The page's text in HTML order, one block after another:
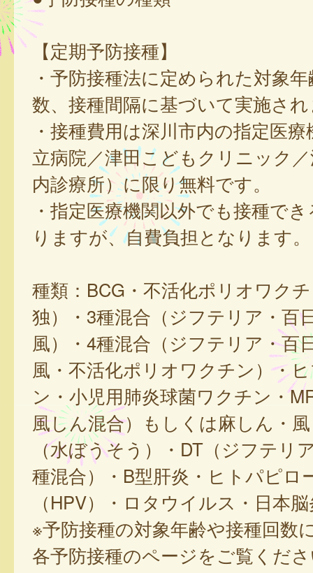
【定期予防接種】
・予防接種法に定められた対象
数、接種間隔に基づいて実施さ
・接種費用は深川市内の指定医
立病院／津田こどもクリニック
内診療所）に限り無料です。
・指定医療機関以外でも接種で
りますが、自費負担となります。
種類：BCG・不活化ポリオワク
独）・3種混合（ジフテリア・百
風）・4種混合（ジフテリア・百
風・不活化ポリオワクチン）・
ン・小児用肺炎球菌ワクチン・
風しん混合）もしくは麻しん・
（水ぼうそう）・DT（ジフテリ
種混合）・B型肝炎・ヒトパピロ
（HPV）・ロタウイルス・日本
※予防接種の対象年齢や接種回数
各予防接種のページをご覧くだ